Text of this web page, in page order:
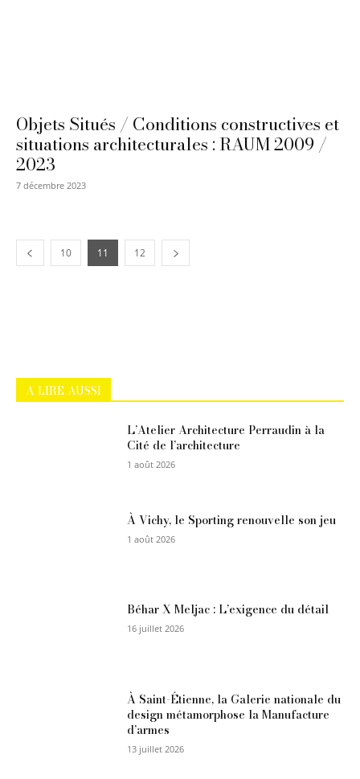
Objets Situés / Conditions constructives et
situations architecturales : RAUM 2009 /
2023
7 décembre 2023
10 11 12
A LIRE AUSSI
L’Atelier Architecture Perraudin à la
Cité de l’architecture
1 août 2026
À Vichy, le Sporting renouvelle son jeu
1 août 2026
Béhar X Meljac : L’exigence du détail
16 juillet 2026
À Saint-Étienne, la Galerie nationale du
design métamorphose la Manufacture
d’armes
13 juillet 2026